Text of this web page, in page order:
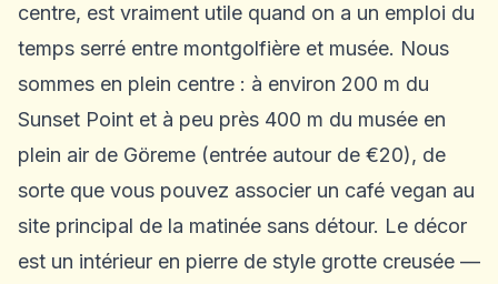
centre, est vraiment utile quand on a un emploi du
temps serré entre montgolfière et musée. Nous
sommes en plein centre : à environ 200 m du
Sunset Point et à peu près 400 m du musée en
plein air de Göreme (entrée autour de €20), de
sorte que vous pouvez associer un café vegan au
site principal de la matinée sans détour. Le décor
est un intérieur en pierre de style grotte creusée —